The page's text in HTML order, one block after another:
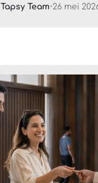
Tapsy Team•26 mei